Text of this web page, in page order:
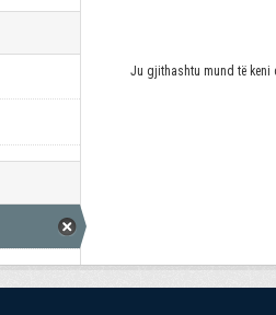
Ju gjithashtu mund të keni